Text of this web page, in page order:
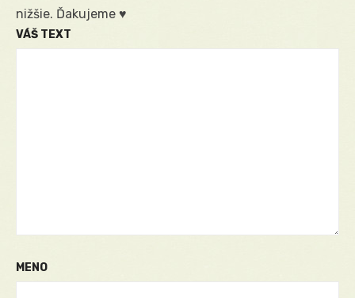
nižšie. Ďakujeme ♥
VÁŠ TEXT
MENO